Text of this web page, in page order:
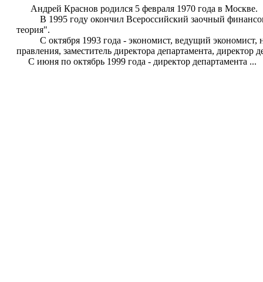
Андрей Краснов родился 5 февраля 1970 года в Москве.
В 1995 году окончил Всероссийский заочный
теория".
С октября 1993 года - экономист, ведущий экономист,
правления, заместитель директора департамента,
С июня по октябрь 1999 года - директор департамента ...